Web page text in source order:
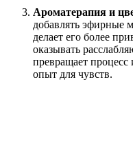
Ароматерапия и
добавлять эфирные
делает его более
оказывать
превращает
опыт для чувств.